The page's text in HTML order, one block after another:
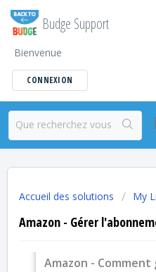
Budge Support
Bienvenue
CONNEXION
Accueil des solutions My
Amazon - Gérer
Amazon -